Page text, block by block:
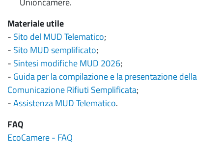
Materiale utile
- Sito del MUD Telematico;
- Sito MUD semplificato;
- Sintesi modifiche MUD 2026;
- Guida per la compilazione e la presentazione della
Comunicazione Rifiuti Semplificata;
-Assistenza MUD Telematico.
FAQ
EcoCamere - FAQ